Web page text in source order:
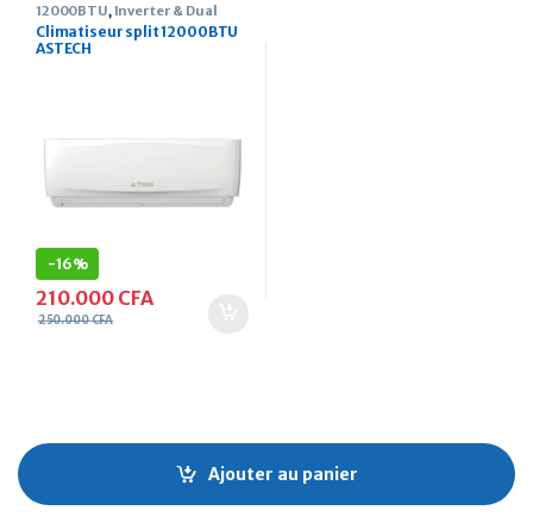
Ajouter au panier
12000BTU, Inverter & Dual
Inverter
Climatiseur split 12000BTU
ASTECH
-16%
210.000 CFA
250.000CFA